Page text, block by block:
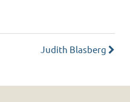
Judith Blasberg